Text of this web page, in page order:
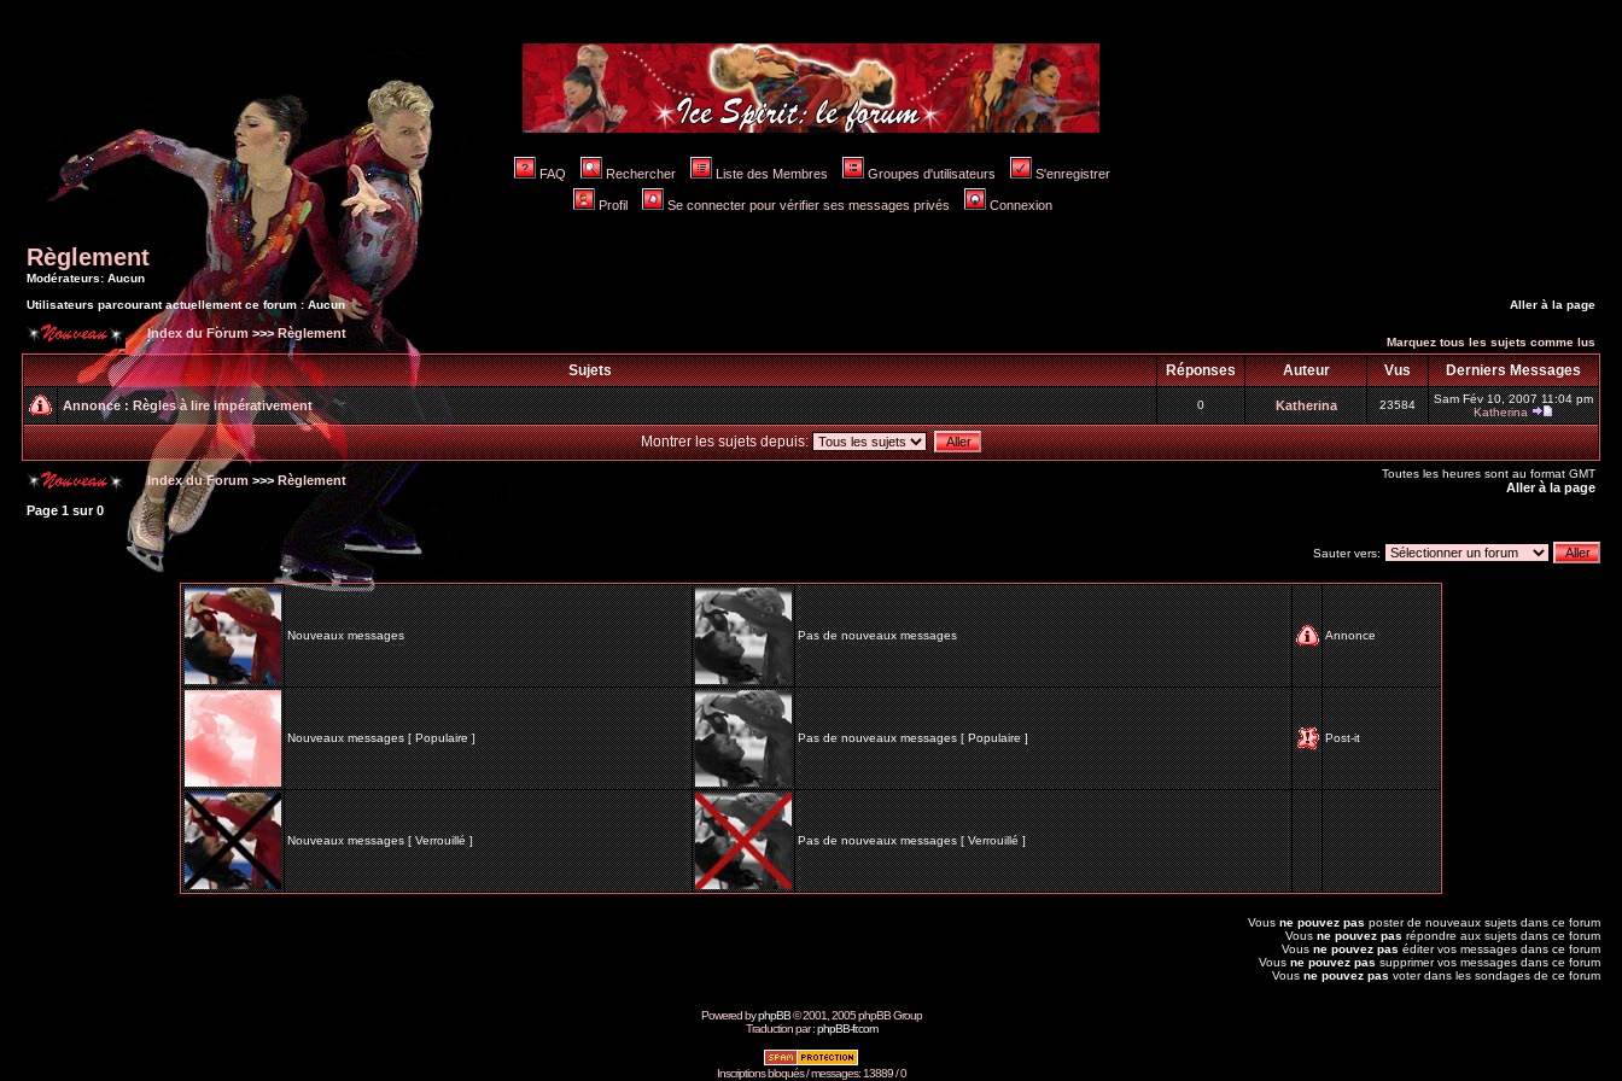
FAQ Rechercher Liste des Membres Groupes d'utilisateurs S'enregistrer
Profil Se connecter pour vérifier ses messages privés Connexion
Règlement
Modérateurs: Aucun
Utilisateurs parcourant actuellement ce forum : Aucun
Aller à la page
Index du Forum >>>Règlement
Marquez tous les sujets comme lus
Sujets Réponses Auteur Vus Derniers Messages
Annonce : Règles à lire impérativement 0 Katherina 23584
Sam Fév 10, 2007 11:04 pm
Katherina
Montrer les sujets depuis:
Index du Forum >>> Règlement Toutes les heures sont au format GMT
Aller à la page
Page 1 sur0
Sauter vers:
Nouveaux messages Pas de nouveaux messages Annonce
Nouveaux messages [ Populaire ] Pas de nouveaux messages [ Populaire ] Post-it
Nouveaux messages [ Verrouillé ] Pas de nouveaux messages [ Verrouillé ]
Vous ne pouvez pas poster de nouveaux sujets dans ce forum
Vous ne pouvez pas répondre aux sujets dans ce forum
Vous ne pouvez pas éditer vos messages dans ce forum
Vous ne pouvez pas supprimer vos messages dans ce forum
Vous ne pouvez pas voter dans les sondages de ce forum
Powered byphpBB© 2001, 2005 phpBB Group
Traduction par :phpBB-fr.com
Inscriptions bloqués / messages: 13889 / 0